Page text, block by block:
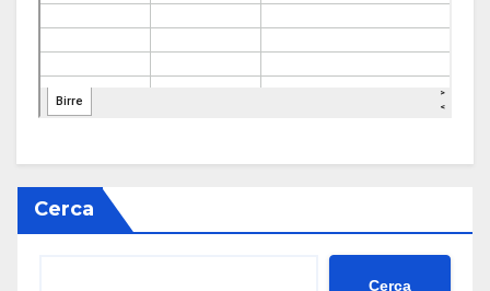
Cerca
Cerca